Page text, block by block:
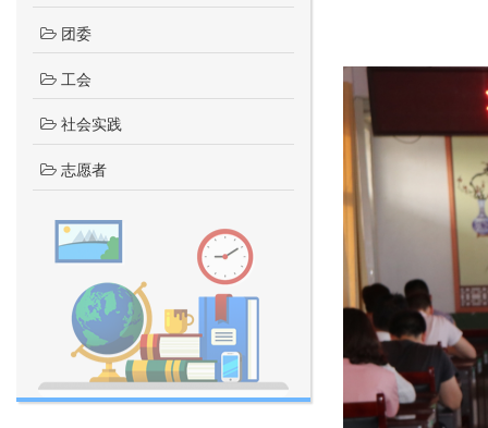
团委
工会
社会实践
志愿者